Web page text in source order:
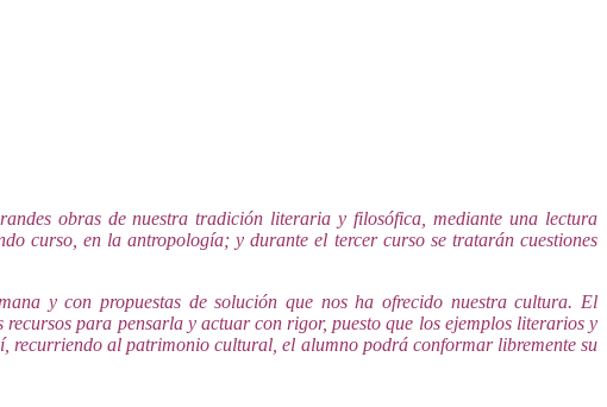
obras de nuestra tradición literaria y filosófica, mediante una lectura
curso, en la antropología; y durante el tercer curso se tratarán cuestiones
y con propuestas de solución que nos ha ofrecido nuestra cultura. El
para pensarla y actuar con rigor, puesto que los ejemplos literarios y
recurriendo al patrimonio cultural, el alumno podrá conformar libremente su